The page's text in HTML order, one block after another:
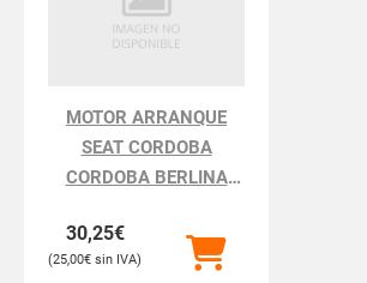
MOTOR ARRANQUE
SEAT CORDOBA
CORDOBA BERLINA
30,25€
25,00€